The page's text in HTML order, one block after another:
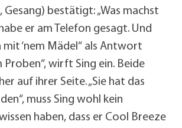
Gesang) bestätigt: „Was machst
er am Telefon gesagt. Und
‘nem Mädel“ als Antwort
Proben“, wirft Sing ein. Beide
auf ihrer Seite. „Sie hat das
muss Sing wohl kein
haben, dass er Cool Breeze